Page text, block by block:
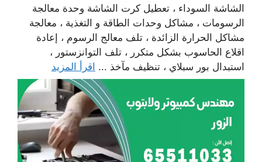
الشاشة السوداء ، تعطيل كرت الشاشة وحدة معالجة
الرسومات ، مشاكل وحدات الطاقة و التغذية ، معالجة
مشاكل الحرارة الزائدة ، تلف معالج الرسوم ، إعادة
اقلاع الحاسوب بشكل متكرر ، تلف التوانزستور ،
استبدال بور سبلاي ، تنظيف مآخذ ... اقرأ المزيد